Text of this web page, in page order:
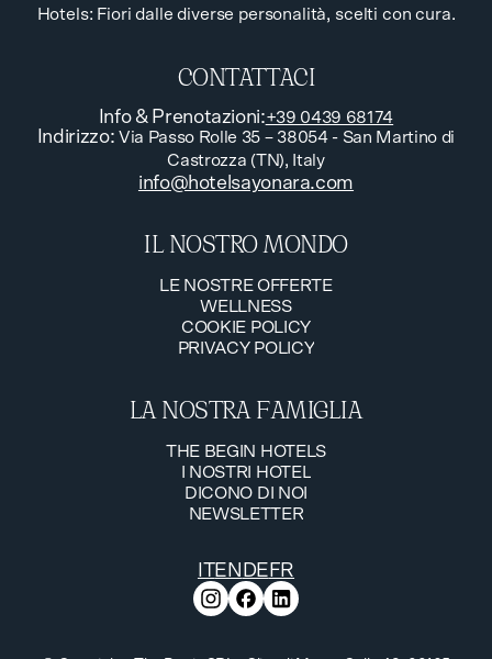
Hotels: Fiori dalle diverse personalità, scelti con cura.
CONTATTACI
Info & Prenotazioni:+39 0439 68174
Indirizzo: Via Passo Rolle 35 – 38054 - San Martino di
Castrozza (TN), Italy
info@hotelsayonara.com
IL NOSTRO MONDO
LE NOSTRE OFFERTE
LE NOSTRE OFFERTE
WELLNESS
WELLNESS
COOKIE POLICY
COOKIE POLICY
PRIVACY POLICY
LA NOSTRA FAMIGLIA
THE BEGIN HOTELS
THE BEGIN HOTELS
I NOSTRI HOTEL
I NOSTRI HOTEL
DICONO DI NOI
DICONO DI NOI
NEWSLETTER
EN DE FR